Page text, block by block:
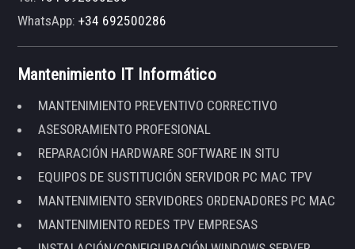
WhatsApp:+34 692500286
Mantenimiento IT Informático
MANTENIMIENTO PREVENTIVO CORRECTIVO
ASESORAMIENTO PROFESIONAL
REPARACIÓN HARDWARE SOFTWARE IN SITU
EQUIPOS DE SUSTITUCIÓN SERVIDOR PC MAC TPV
MANTENIMIENTO SERVIDORES ORDENADORES PC MAC
MANTENIMIENTO REDES TPV EMPRESAS